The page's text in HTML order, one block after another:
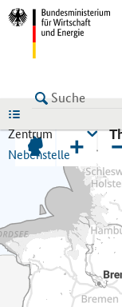
Zentrum
Nebenstelle+